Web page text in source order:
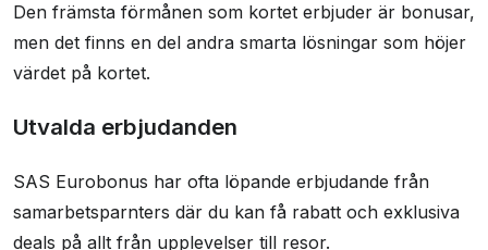
men om man vill känna sig trygg och få hjälp
när det behövs så är tyvärr inte Eurobonus
Mastercard ett sådant kort. Då är tex Amex ett
bättre altenerativ men dyrare val.
Den främsta förmånen som kortet erbjuder är bonusar,
men det finns en del andra smarta lösningar som höjer
värdet på kortet.
Utvalda erbjudanden
SAS Eurobonus har ofta löpande erbjudande från
samarbetsparnters där du kan få rabatt och exklusiva
deals på allt från upplevelser till resor.